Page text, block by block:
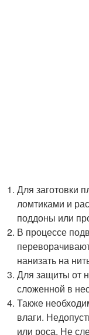
Для заготовки
ломтиками и
поддоны или
В процессе
нанизать на
Для защиты от
сложенной в
Также
влаги.
или роса. Не